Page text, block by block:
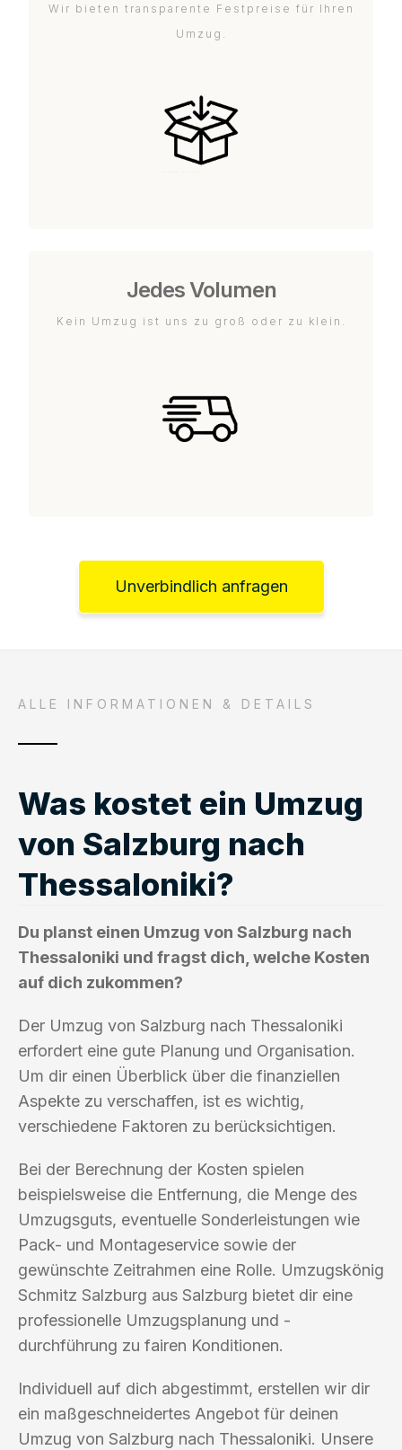
Wir bieten transparente Festpreise für Ihren
Umzug.
Jedes Volumen
Kein Umzug ist uns zu groß oder zu klein.
Unverbindlich anfragen
ALLE INFORMATIONEN & DETAILS
Was kostet ein Umzug
von Salzburg nach
Thessaloniki?
Du planst einen Umzug von Salzburg nach
Thessaloniki und fragst dich, welche Kosten
auf dich zukommen?
Der Umzug von Salzburg nach Thessaloniki
erfordert eine gute Planung und Organisation.
Um dir einen Überblick über die finanziellen
Aspekte zu verschaffen, ist es wichtig,
verschiedene Faktoren zu berücksichtigen.
Bei der Berechnung der Kosten spielen
beispielsweise die Entfernung, die Menge des
Umzugsguts, eventuelle Sonderleistungen wie
Pack- und Montageservice sowie der
gewünschte Zeitrahmen eine Rolle. Umzugskönig
Schmitz Salzburg aus Salzburg bietet dir eine
professionelle Umzugsplanung und -
durchführung zu fairen Konditionen.
Individuell auf dich abgestimmt, erstellen wir dir
ein maßgeschneidertes Angebot für deinen
Umzug von Salzburg nach Thessaloniki. Unsere